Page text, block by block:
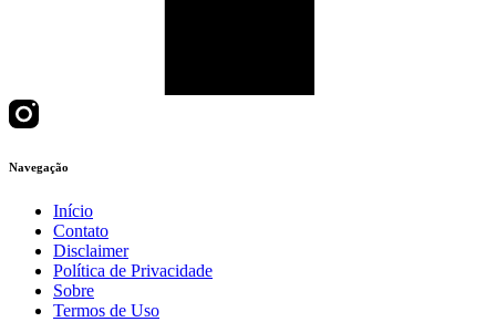
Navegação
Início
Contato
Disclaimer
Política de Privacidade
Sobre
Termos de Uso